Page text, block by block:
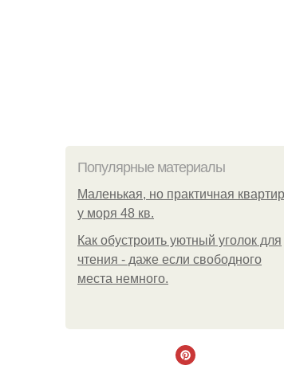
Популярные материалы
Маленькая, но практичная
у моря 48 кв.
Как обустроить уютный уголок для
чтения - даже если свободного
места немного.